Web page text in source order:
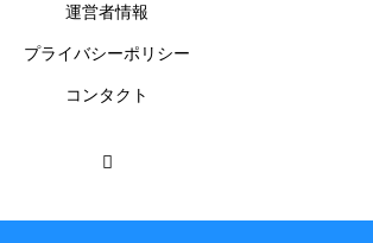
運営者情報
プライバシーポリシー
コンタクト